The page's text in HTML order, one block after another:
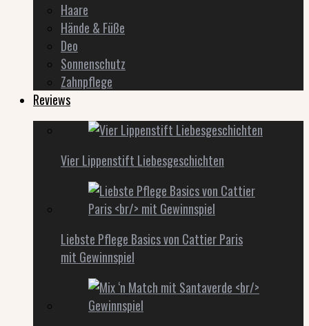
Haare
Hände & Füße
Deo
Sonnenschutz
Zahnpflege
Reviews
Vier Lippenstift Liebesgeschichten
Liebste Pflege Basics von Cattier Paris
mit Gewinnspiel